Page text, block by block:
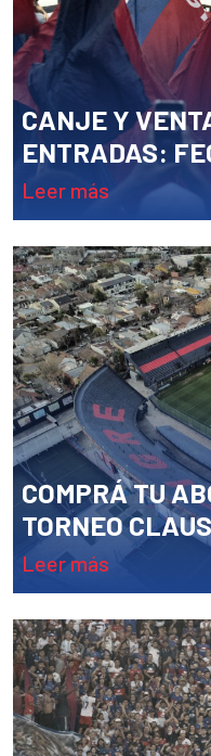
CANJE Y
ENTRADAS:
leer más
COMPRÁ TU
TORNEO
leer más